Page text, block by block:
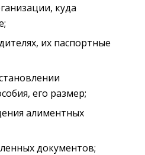
куда
их паспортные
его размер;
алиментных
документов;